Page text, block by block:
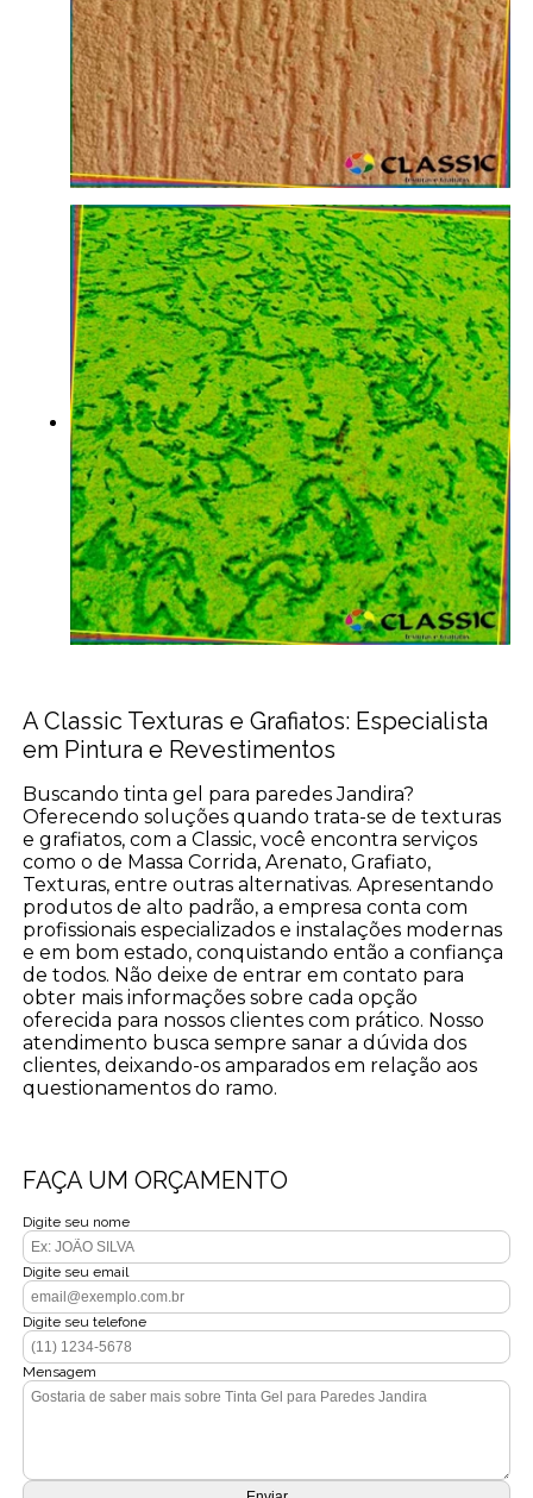
A Classic Texturas e Grafiatos: Especialista
em Pintura e Revestimentos
Buscando tinta gel para paredes Jandira?
Oferecendo soluções quando trata-se de texturas
e grafiatos, com a Classic, você encontra serviços
como o de Massa Corrida, Arenato, Grafiato,
Texturas, entre outras alternativas. Apresentando
produtos de alto padrão, a empresa conta com
profissionais especializados e instalações modernas
e em bom estado, conquistando então a confiança
de todos. Não deixe de entrar em contato para
obter mais informações sobre cada opção
oferecida para nossos clientes com prático. Nosso
atendimento busca sempre sanar a dúvida dos
clientes, deixando-os amparados em relação aos
questionamentos do ramo.
FAÇA UM ORÇAMENTO
Digite seu nome
Digite seu email
Digite seu telefone
Mensagem